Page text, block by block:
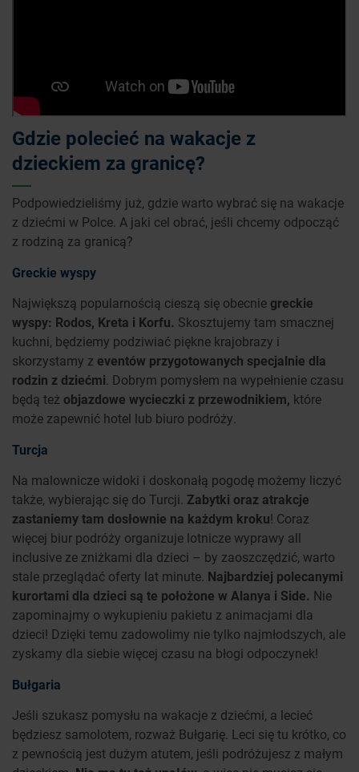
Gdzie polecieć na wakacje z
dzieckiem za granicę?
Podpowiedzieliśmy już, gdzie warto wybrać się na wakacje
z dziećmi w Polce. A jaki cel obrać, jeśli chcemy odpocząć
z rodziną za granicą?
Greckie wyspy
Największą popularnością cieszą się obecnie greckie
wyspy: Rodos, Kreta i Korfu. Skosztujemy tam smacznej
kuchni, będziemy podziwiać piękne krajobrazy i
skorzystamy z eventów przygotowanych specjalnie dla
rodzin z dziećmi. Dobrym pomysłem na wypełnienie czasu
będą też objazdowe wycieczki z przewodnikiem, które
może zapewnić hotel lub biuro podróży.
Turcja
Na malownicze widoki i doskonałą pogodę możemy liczyć
także, wybierając się do Turcji. Zabytki oraz atrakcje
zastaniemy tam dosłownie na każdym kroku! Coraz
więcej biur podróży organizuje lotnicze wyprawy all
inclusive ze zniżkami dla dzieci – by zaoszczędzić, warto
stale przeglądać oferty lat minute. Najbardziej polecanymi
kurortami dla dzieci są te położone w Alanya i Side. Nie
zapominajmy o wykupieniu pakietu z animacjami dla
dzieci! Dzięki temu zadowolimy nie tylko najmłodszych, ale
zyskamy dla siebie więcej czasu na błogi odpoczynek!
Bułgaria
Jeśli szukasz pomysłu na wakacje z dziećmi, a lecieć
będziesz samolotem, rozważ Bułgarię. Leci się tu krótko, co
z pewnością jest dużym atutem, jeśli podróżujesz z małym